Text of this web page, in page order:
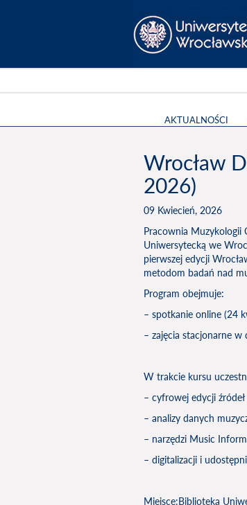
AKTUALNOŚCI
Wrocław
2026)
09 Kwiecień, 2026
Pracownia Muzykologii
Uniwersytecką we
pierwszej edycji
metodom badań nad
Program obejmuje:
– spotkanie online (24
– zajęcia stacjonarne
W trakcie kursu
– cyfrowej edycji
– analizy danych
– narzędzi Music
– digitalizacji i
Miejsce:Biblioteka